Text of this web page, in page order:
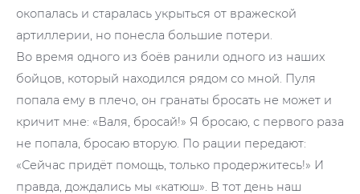
окопалась и старалась укрыться от вражеской
артиллерии, но понесла большие потери.
Во время одного из боёв ранили одного из наших
бойцов, который находился рядом со мной. Пуля
попала ему в плечо, он гранаты бросать не может и
кричит мне: «Валя, бросай!» Я бросаю, с первого раза
не попала, бросаю вторую. По рации передают:
«Сейчас придёт помощь, только продержитесь!» И
правда, дождались мы «катюш». В тот день наш